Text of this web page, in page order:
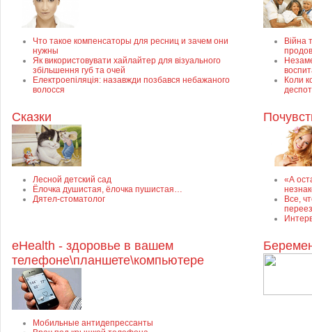
Что такое компенсаторы для ресниц и зачем они
нужны
Як використовувати хайлайтер для візуального
збільшення губ та очей
Електроепіляція: назавжди позбався небажаного
волосся
Війна
Коли
Сказки
Лесной детский сад
Ёлочка душистая, ёлочка пушистая…
Дятел-стоматолог
«А
Все,
eHealth - здоровье в вашем
телефоне\планшете\компьютере
Мобильные антидепрессанты